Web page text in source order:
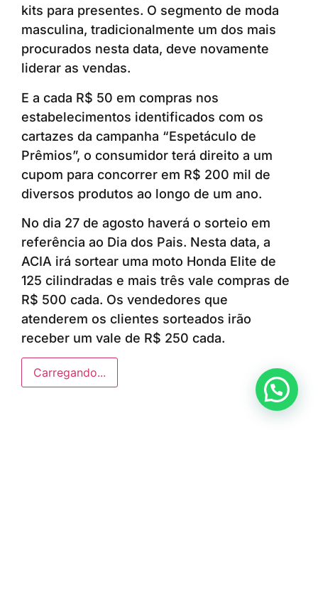
kits para presentes. O segmento de moda
masculina, tradicionalmente um dos mais
procurados nesta data, deve novamente
liderar as vendas.
E a cada R$ 50 em compras nos
estabelecimentos identificados com os
cartazes da campanha “Espetáculo de
Prêmios”, o consumidor terá direito a um
cupom para concorrer em R$ 200 mil de
diversos produtos ao longo de um ano.
No dia 27 de agosto haverá o sorteio em
referência ao Dia dos Pais. Nesta data, a
ACIA irá sortear uma moto Honda Elite de
125 cilindradas e mais três vale compras de
R$ 500 cada. Os vendedores que
atenderem os clientes sorteados irão
receber um vale de R$ 250 cada.
Carregando...
Anunciar ou recomendar matéria